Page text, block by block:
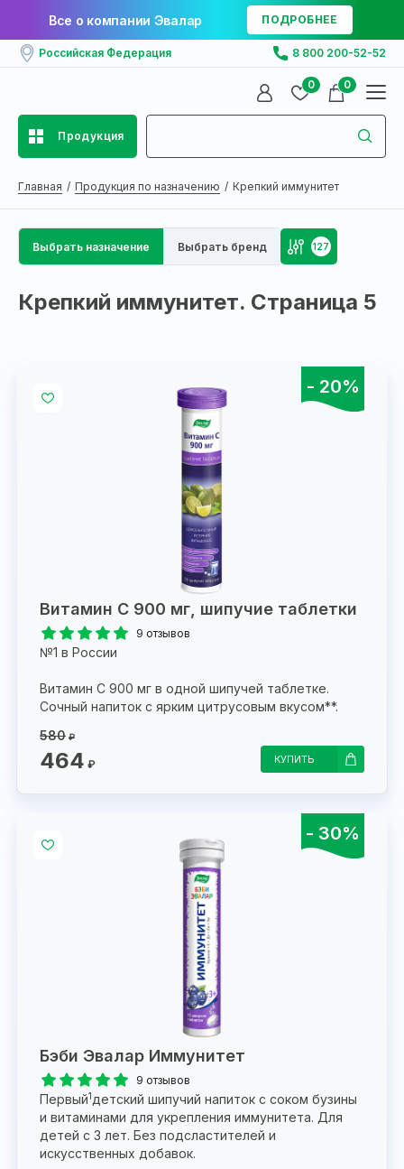
Все о компании Эвалар ПОДРОБНЕЕ
Российская Федерация 8 800 200-52-52
0 0
Продукция
Главная Продукция по назначению Крепкий иммунитет
Выбрать назначение Выбрать бренд 127
Крепкий иммунитет. Страница 5
- 20%
Витамин С 900 мг, шипучие таблетки
9 отзывов
№1 в России
Витамин С 900 мг в одной шипучей таблетке.
Сочный напиток с ярким цитрусовым вкусом**.
580 ₽
464 ₽ КУПИТЬ
- 30%
Бэби Эвалар Иммунитет
9 отзывов
Первый1детский шипучий напиток с соком бузины
и витаминами для укрепления иммунитета. Для
детей с 3 лет. Без подсластителей и
искусственных добавок.